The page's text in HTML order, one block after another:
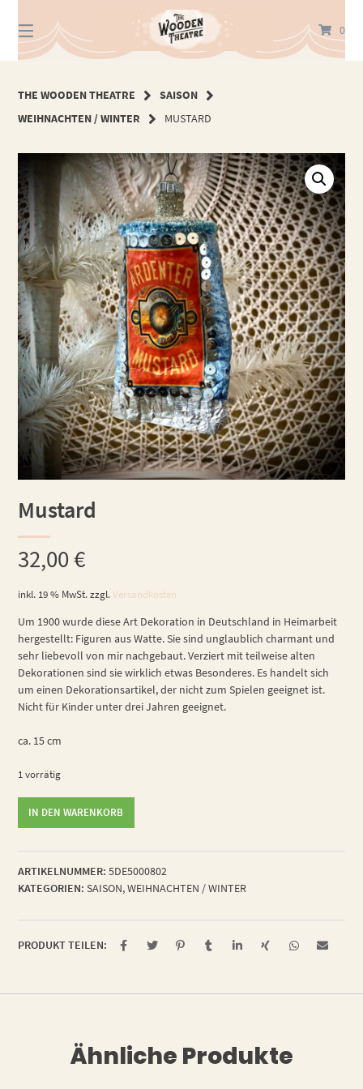
zum
Inhalt
0
THE WOODEN THEATRE
SAISON
WEIHNACHTEN / WINTER
MUSTARD
Mustard
32,00€
inkl. 19 % MwSt. zzgl.Versandkosten
Um 1900 wurde diese Art Dekoration in Deutschland in Heimarbeit
hergestellt: Figuren aus Watte. Sie sind unglaublich charmant und
sehr liebevoll von mir nachgebaut. Verziert mit teilweise alten
Dekorationen sind sie wirklich etwas Besonderes. Es handelt sich
um einen Dekorationsartikel, der nicht zum Spielen geeignet ist.
Nicht für Kinder unter drei Jahren geeignet.
ca. 15 cm
1 vorrätig
IN DEN WARENKORB
ARTIKELNUMMER: 5DE5000802
KATEGORIEN: SAISON,WEIHNACHTEN / WINTER
PRODUKT TEILEN:
Ähnliche Produkte